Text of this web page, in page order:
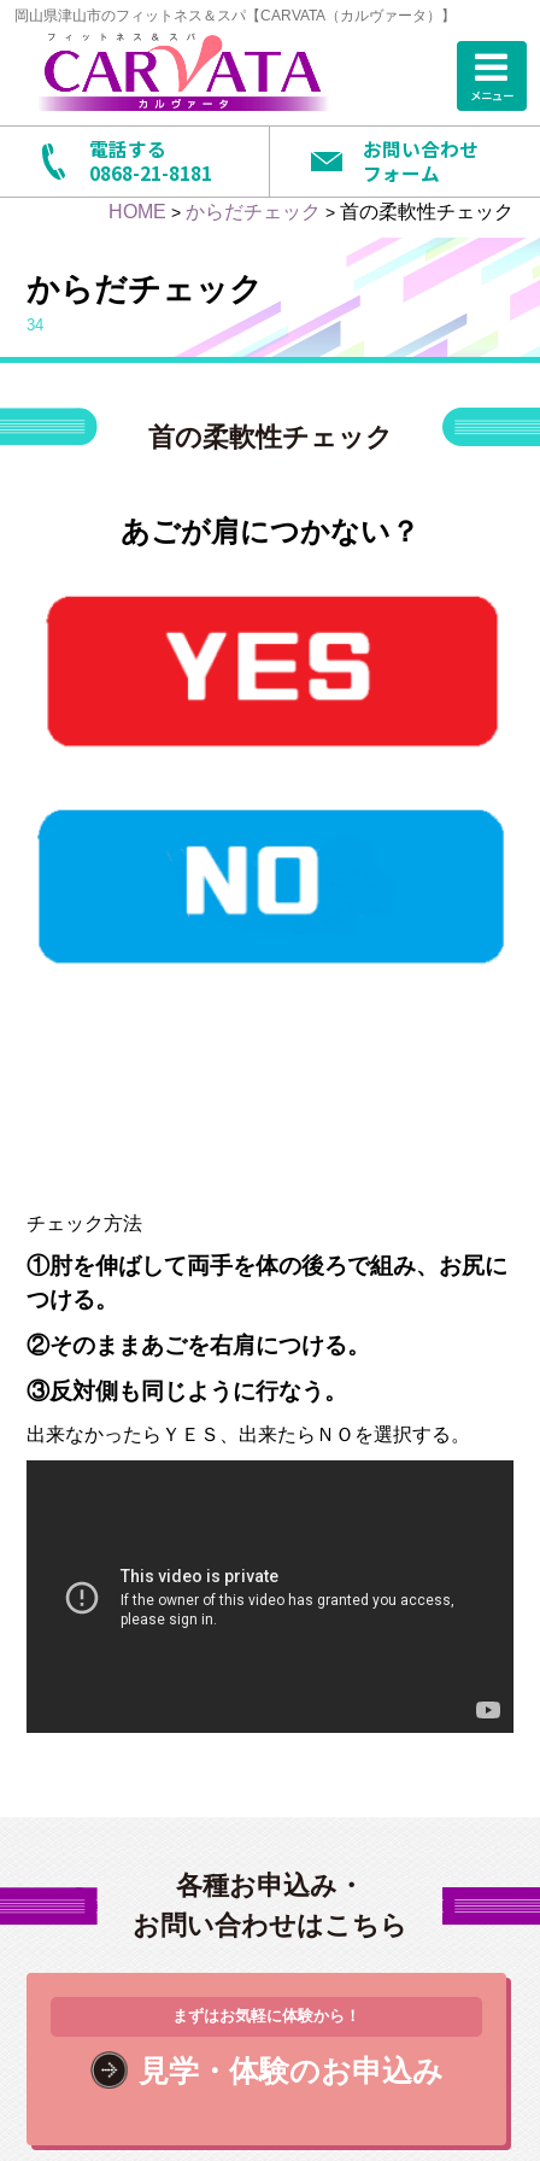
岡山県津山市のフィットネス＆スパ【CARVATA（カルヴァータ）】
メニュー
電話する
0868-21-8181
お問い合わせ
フォーム
HOME > からだチェック > 首の柔軟性チェック
からだチェック
34
首の柔軟性チェック
あごが肩につかない？
チェック方法
①肘を伸ばして両手を体の後ろで組み、お尻に
つける。
②そのままあごを右肩につける。
③反対側も同じように行なう。
出来なかったらＹＥＳ、出来たらＮＯを選択する。
各種お申込み・
お問い合わせはこちら
まずはお気軽に体験から！
見学・体験のお申込み